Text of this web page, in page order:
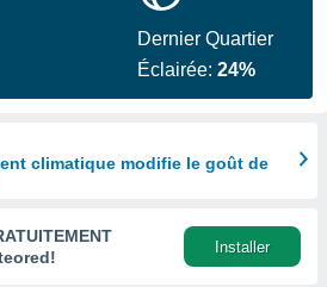
Dernier Quartier
Éclairée:24%
climatique modifie le goût de
Installer